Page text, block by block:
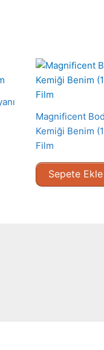
Magnificent
Kemiği Benim
Film
Sepete Ekle